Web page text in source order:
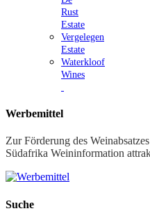
Rust
Estate
Vergelegen
Estate
Waterkloof
Wines
Werbemittel
Zur Förderung des
Südafrika Weininformation
Suche